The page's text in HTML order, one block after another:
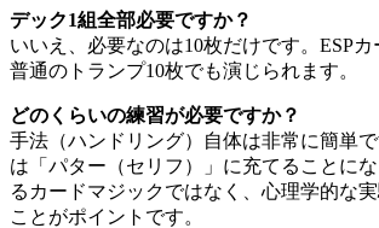
デック1組全部必要ですか？
いいえ、必要なのは10枚だけです。ESPカ
普通のトランプ10枚でも演じられます。
どのくらいの練習が必要ですか？
手法（ハンドリング）自体は非常に簡単
は「パター（セリフ）」に充てることに
るカードマジックではなく、心理学的な
ことがポイントです。